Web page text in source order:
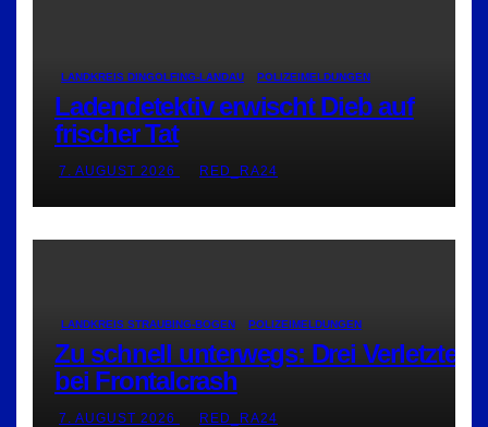
LANDKREIS DINGOLFING-LANDAU POLIZEIMELDUNGEN
Ladendetektiv erwischt Dieb auf
frischer Tat
7. AUGUST 2026 RED_RA24
LANDKREIS STRAUBING-BOGEN POLIZEIMELDUNGEN
Zu schnell unterwegs: Drei Verletzte
bei Frontalcrash
7. AUGUST 2026 RED_RA24